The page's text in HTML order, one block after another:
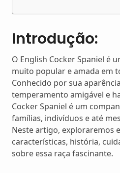
Introdução:
O English Cocker Spaniel é
muito popular e amada em
Conhecido por sua
temperamento amigável e
Cocker Spaniel é um
famílias, indivíduos e até
Neste artigo, exploraremos
características, história,
sobre essa raça fascinante.